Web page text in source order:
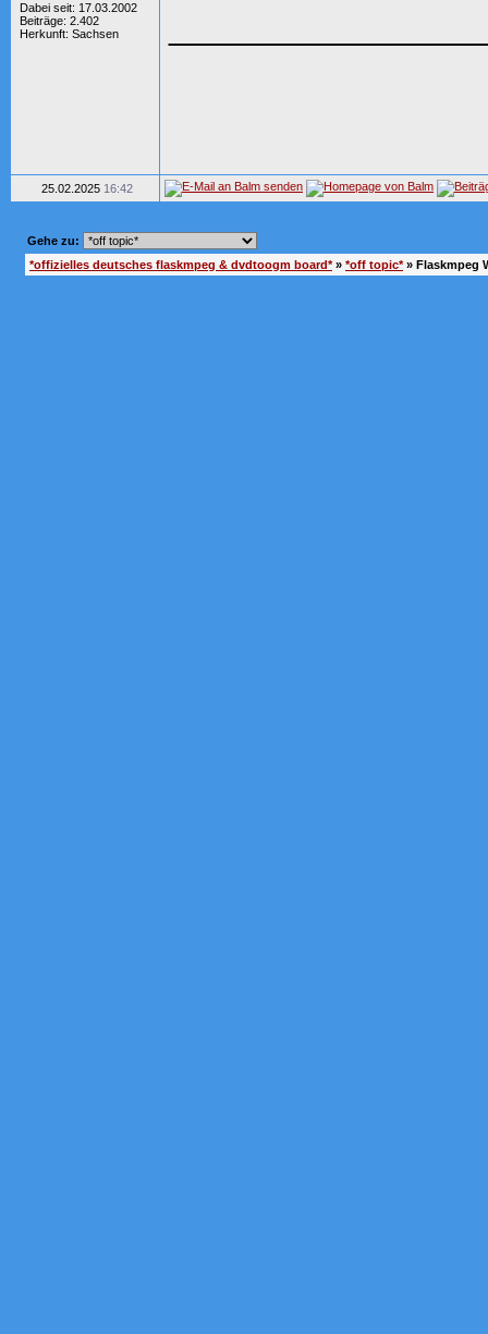
Dabei seit: 17.03.2002
Beiträge: 2.402
Herkunft: Sachsen
25.02.2025 16:42
Gehe zu:
*offizielles deutsches flaskmpeg & dvdtoogm board*» *off topic*» Flaskmpeg